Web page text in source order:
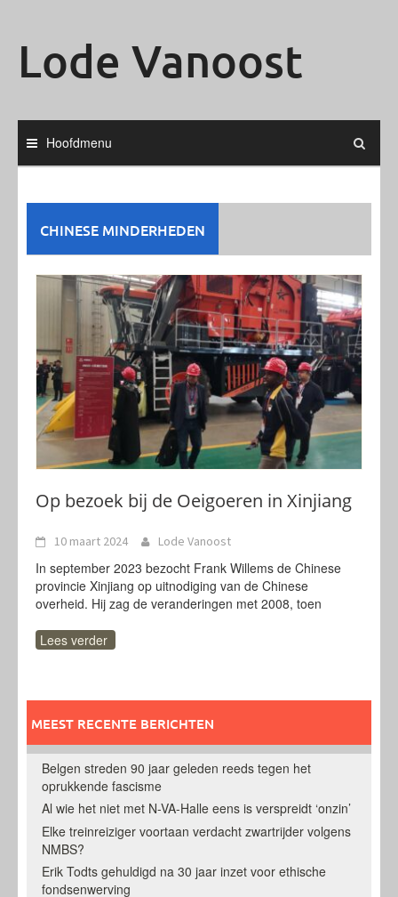
Lode Vanoost
Hoofdmenu
CHINESE MINDERHEDEN
Op bezoek bij de Oeigoeren in Xinjiang
10 maart 2024 Lode Vanoost
In september 2023 bezocht Frank Willems de Chinese
provincie Xinjiang op uitnodiging van de Chinese
overheid. Hij zag de veranderingen met 2008, toen
Lees verder
MEEST RECENTE BERICHTEN
Belgen streden 90 jaar geleden reeds tegen het
oprukkende fascisme
Al wie het niet met N-VA-Halle eens is verspreidt ‘onzin’
Elke treinreiziger voortaan verdacht zwartrijder volgens
NMBS?
Erik Todts gehuldigd na 30 jaar inzet voor ethische
fondsenwerving